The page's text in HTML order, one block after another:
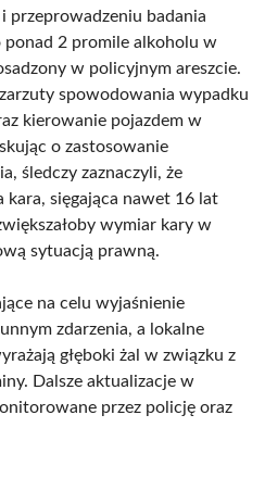
przeprowadzeniu badania
ponad 2 promile alkoholu w
w policyjnym areszcie.
spowodowania wypadku
kierowanie pojazdem w
o zastosowanie
śledczy zaznaczyli, że
kara, sięgająca nawet 16 lat
wymiar kary w
sytuacją prawną.
na celu wyjaśnienie
zdarzenia, a lokalne
głęboki żal w związku z
Dalsze aktualizacje w
przez policję oraz